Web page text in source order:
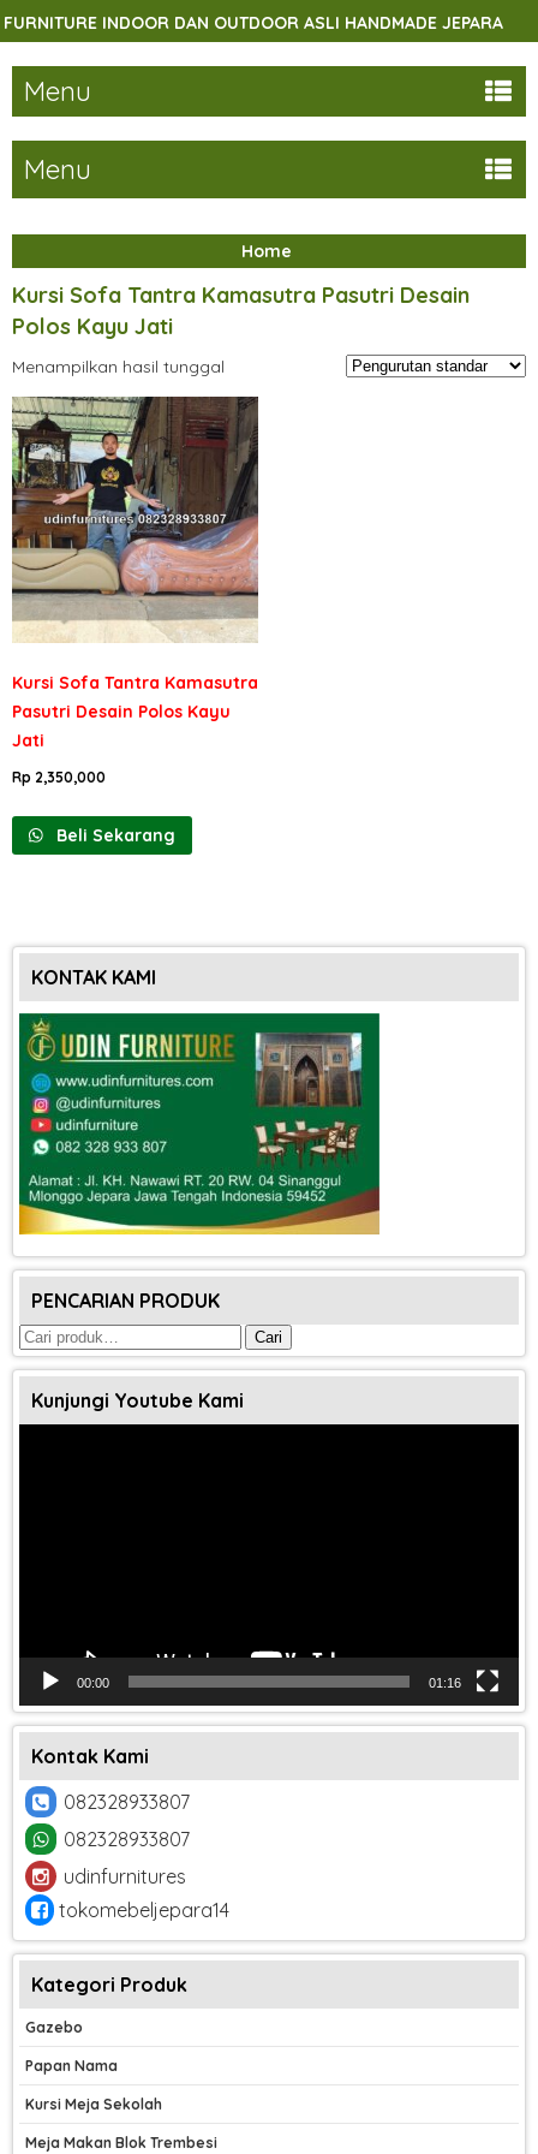
INDOOR DAN OUTDOOR ASLI HANDMADE JEPARA
Menu
Menu
Home
Kursi Sofa Tantra Kamasutra Pasutri Desain
Polos Kayu Jati
Menampilkan hasil tunggal
Kursi Sofa Tantra Kamasutra
Pasutri Desain Polos Kayu
Jati
Rp 2,350,000
Beli Sekarang
KONTAK KAMI
PENCARIAN PRODUK
Pencarian
untuk:
Cari
Kunjungi Youtube Kami
00:00 01:16
Kontak Kami
082328933807
082328933807
udinfurnitures
tokomebeljepara14
Kategori Produk
Gazebo
Papan Nama
Kursi Meja Sekolah
Meja Makan Blok Trembesi